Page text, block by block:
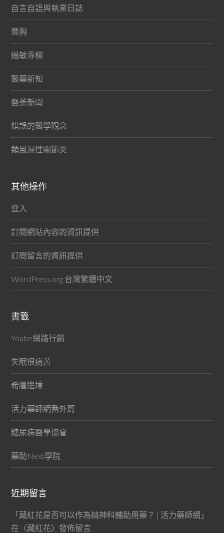
自言自語與執業日誌
豐胸
過敏專欄
醫藥新知
醫藥新聞
錯誤的醫學觀念
類風濕性關節炎
其他操作
登入
訂閱網站內容的資訊提供
訂閱留言的資訊提供
WordPress.org 台灣繁體中文
書籤
Yoube網路行銷
失眠很痛苦
希臘邊境
活力藥師網番外篇
糖尿病醫學協會
藥助Next學院
近期留言
「藏紅花是否可以作為精神科輔助用藥？ | 活力藥師網 」
在〈藏紅花〉發佈留言